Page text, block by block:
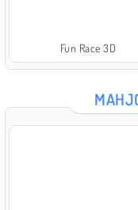
Fun Race 3D